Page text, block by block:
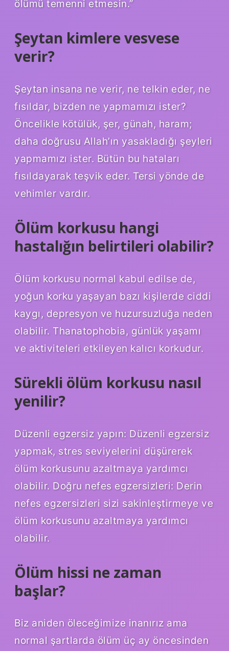
ölümü temenni etmesin.”
Şeytan kimlere vesvese
verir?
Şeytan insana ne verir, ne telkin eder, ne
fısıldar, bizden ne yapmamızı ister?
Öncelikle kötülük, şer, günah, haram;
daha doğrusu Allah’ın yasakladığı şeyleri
yapmamızı ister. Bütün bu hataları
fısıldayarak teşvik eder. Tersi yönde de
vehimler vardır.
Ölüm korkusu hangi
hastalığın belirtileri olabilir?
Ölüm korkusu normal kabul edilse de,
yoğun korku yaşayan bazı kişilerde ciddi
kaygı, depresyon ve huzursuzluğa neden
olabilir. Thanatophobia, günlük yaşamı
ve aktiviteleri etkileyen kalıcı korkudur.
Sürekli ölüm korkusu nasıl
yenilir?
Düzenli egzersiz yapın: Düzenli egzersiz
yapmak, stres seviyelerini düşürerek
ölüm korkusunu azaltmaya yardımcı
olabilir. Doğru nefes egzersizleri: Derin
nefes egzersizleri sizi sakinleştirmeye ve
ölüm korkusunu azaltmaya yardımcı
olabilir.
Ölüm hissi ne zaman
başlar?
Biz aniden öleceğimize inanırız ama
normal şartlarda ölüm üç ay öncesinden